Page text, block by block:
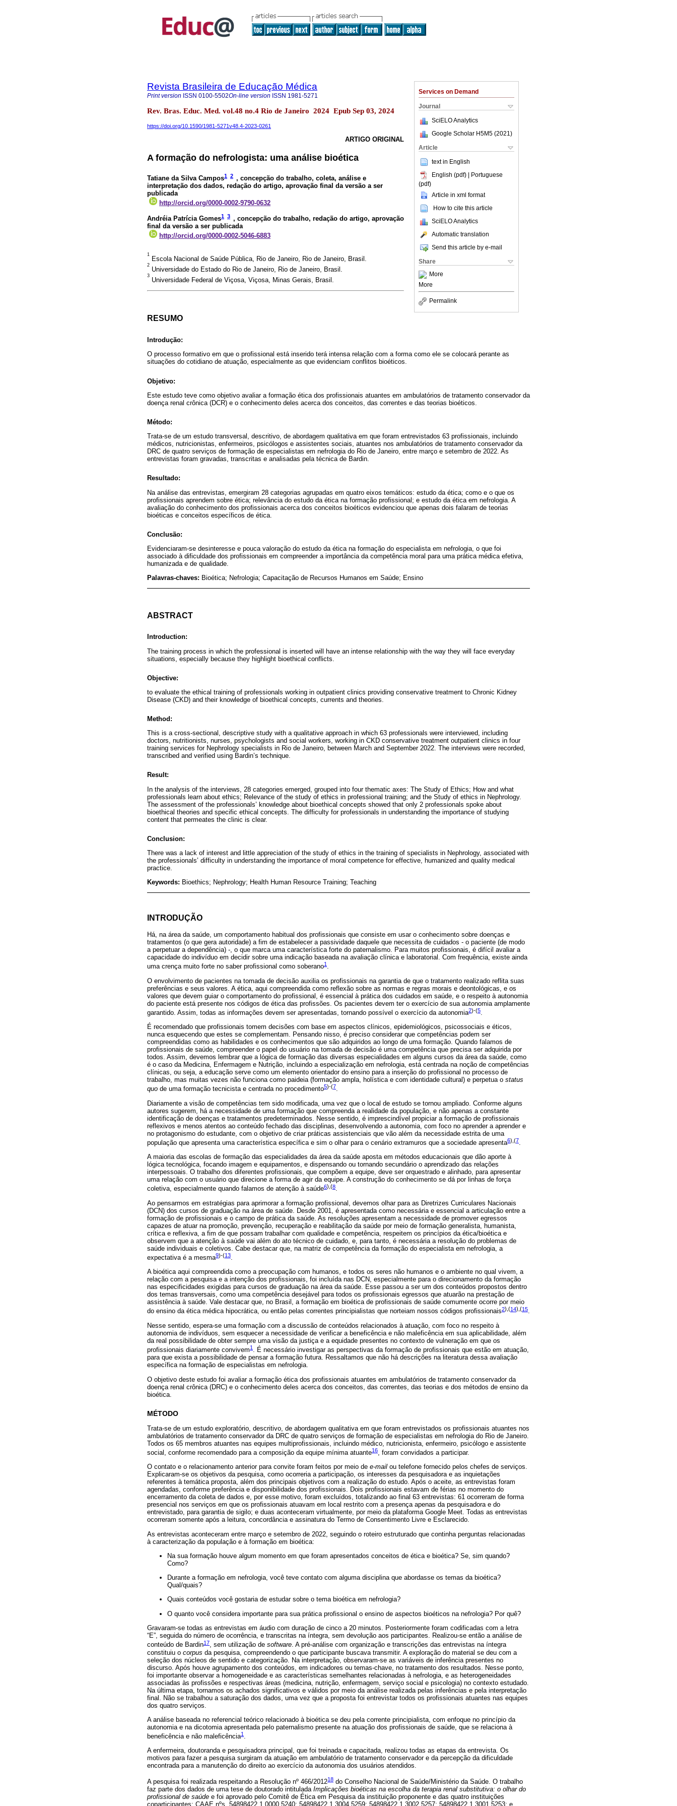
Services on Demand
Journal
SciELO Analytics
Google Scholar H5M5 (2021 )
Article
text in English
English (pdf) | Portuguese
(pdf)
Article in xml format
How to cite this article
SciELO Analytics
Automatic translation
Send this article by e-mail
Share
More
More
Permalink
Revista Brasileira de Educação Médica
Print version ISSN 0100-5502On-line version ISSN 1981-5271
Rev. Bras. Educ. Med. vol.48 no.4 Rio de Janeiro 2024 Epub Sep 03, 2024
https://doi.org/10.1590/1981-5271v48.4-2023-0261
ARTIGO ORIGINAL
A formação do nefrologista: uma análise bioética
Tatiane da Silva Campos1 2 , concepção do trabalho, coleta, análise e
interpretação dos dados, redação do artigo, aprovação final da versão a ser
publicada
http://orcid.org/0000-0002-9790-0632
Andréia Patrícia Gomes1 3 , concepção do trabalho, redação do artigo, aprovação
final da versão a ser publicada
http://orcid.org/0000-0002-5046-6883
1
Escola Nacional de Saúde Pública, Rio de Janeiro, Rio de Janeiro, Brasil.
2
Universidade do Estado do Rio de Janeiro, Rio de Janeiro, Brasil.
3
Universidade Federal de Viçosa, Viçosa, Minas Gerais, Brasil.
RESUMO
Introdução:
O processo formativo em que o profissional está inserido terá intensa relação com a forma como ele se colocará perante as
situações do cotidiano de atuação, especialmente as que evidenciam conflitos bioéticos.
Objetivo:
Este estudo teve como objetivo avaliar a formação ética dos profissionais atuantes em ambulatórios de tratamento conservador da
doença renal crônica (DCR) e o conhecimento deles acerca dos conceitos, das correntes e das teorias bioéticos.
Método:
Trata-se de um estudo transversal, descritivo, de abordagem qualitativa em que foram entrevistados 63 profissionais, incluindo
médicos, nutricionistas, enfermeiros, psicólogos e assistentes sociais, atuantes nos ambulatórios de tratamento conservador da
DRC de quatro serviços de formação de especialistas em nefrologia do Rio de Janeiro, entre março e setembro de 2022. As
entrevistas foram gravadas, transcritas e analisadas pela técnica de Bardin.
Resultado:
Na análise das entrevistas, emergiram 28 categorias agrupadas em quatro eixos temáticos: estudo da ética; como e o que os
profissionais aprendem sobre ética; relevância do estudo da ética na formação profissional; e estudo da ética em nefrologia. A
avaliação do conhecimento dos profissionais acerca dos conceitos bioéticos evidenciou que apenas dois falaram de teorias
bioéticas e conceitos específicos de ética.
Conclusão:
Evidenciaram-se desinteresse e pouca valoração do estudo da ética na formação do especialista em nefrologia, o que foi
associado à dificuldade dos profissionais em compreender a importância da competência moral para uma prática médica efetiva,
humanizada e de qualidade.
Palavras-chaves: Bioética; Nefrologia; Capacitação de Recursos Humanos em Saúde; Ensino
ABSTRACT
Introduction:
The training process in which the professional is inserted will have an intense relationship with the way they will face everyday
situations, especially because they highlight bioethical conflicts.
Objective:
to evaluate the ethical training of professionals working in outpatient clinics providing conservative treatment to Chronic Kidney
Disease (CKD) and their knowledge of bioethical concepts, currents and theories.
Method:
This is a cross-sectional, descriptive study with a qualitative approach in which 63 professionals were interviewed, including
doctors, nutritionists, nurses, psychologists and social workers, working in CKD conservative treatment outpatient clinics in four
training services for Nephrology specialists in Rio de Janeiro, between March and September 2022. The interviews were recorded,
transcribed and verified using Bardin’s technique.
Result:
In the analysis of the interviews, 28 categories emerged, grouped into four thematic axes: The Study of Ethics; How and what
professionals learn about ethics; Relevance of the study of ethics in professional training; and the Study of ethics in Nephrology.
The assessment of the professionals’ knowledge about bioethical concepts showed that only 2 professionals spoke about
bioethical theories and specific ethical concepts. The difficulty for professionals in understanding the importance of studying
content that permeates the clinic is clear.
Conclusion:
There was a lack of interest and little appreciation of the study of ethics in the training of specialists in Nephrology, associated with
the professionals’ difficulty in understanding the importance of moral competence for effective, humanized and quality medical
practice.
Keywords: Bioethics; Nephrology; Health Human Resource Training; Teaching
INTRODUÇÃO
Há, na área da saúde, um comportamento habitual dos profissionais que consiste em usar o conhecimento sobre doenças e
tratamentos (o que gera autoridade) a fim de estabelecer a passividade daquele que necessita de cuidados - o paciente (de modo
a perpetuar a dependência) -, o que marca uma característica forte do paternalismo. Para muitos profissionais, é difícil avaliar a
capacidade do indivíduo em decidir sobre uma indicação baseada na avaliação clínica e laboratorial. Com frequência, existe ainda
uma crença muito forte no saber profissional como soberano1 .
O envolvimento de pacientes na tomada de decisão auxilia os profissionais na garantia de que o tratamento realizado reflita suas
preferências e seus valores. A ética, aqui compreendida como reflexão sobre as normas e regras morais e deontológicas, e os
valores que devem guiar o comportamento do profissional, é essencial à prática dos cuidados em saúde, e o respeito à autonomia
do paciente está presente nos códigos de ética das profissões. Os pacientes devem ter o exercício de sua autonomia amplamente
garantido. Assim, todas as informações devem ser apresentadas, tornando possível o exercício da autonomia2)-(5
É recomendado que profissionais tomem decisões com base em aspectos clínicos, epidemiológicos, psicossociais e éticos,
nunca esquecendo que estes se complementam. Pensando nisso, é preciso considerar que competências podem ser
compreendidas como as habilidades e os conhecimentos que são adquiridos ao longo de uma formação. Quando falamos de
profissionais de saúde, compreender o papel do usuário na tomada de decisão é uma competência que precisa ser adquirida por
todos. Assim, devemos lembrar que a lógica de formação das diversas especialidades em alguns cursos da área da saúde, como
é o caso da Medicina, Enfermagem e Nutrição, incluindo a especialização em nefrologia, está centrada na noção de competências
clínicas, ou seja, a educação serve como um elemento orientador do ensino para a inserção do profissional no processo de
trabalho, mas muitas vezes não funciona como paideia (formação ampla, holística e com identidade cultural) e perpetua o status
quo de uma formação tecnicista e centrada no procedimento5)-(7.
Diariamente a visão de competências tem sido modificada, uma vez que o local de estudo se tornou ampliado. Conforme alguns
autores sugerem, há a necessidade de uma formação que compreenda a realidade da população, e não apenas a constante
identificação de doenças e tratamentos predeterminados. Nesse sentido, é imprescindível propiciar a formação de profissionais
reflexivos e menos atentos ao conteúdo fechado das disciplinas, desenvolvendo a autonomia, com foco no aprender a aprender e
no protagonismo do estudante, com o objetivo de criar práticas assistenciais que vão além da necessidade estrita de uma
população que apresenta uma característica específica e sim o olhar para o cenário extramuros que a sociedade apresenta6),(7.
A maioria das escolas de formação das especialidades da área da saúde aposta em métodos educacionais que dão aporte à
lógica tecnológica, focando imagem e equipamentos, e dispensando ou tornando secundário o aprendizado das relações
interpessoais. O trabalho dos diferentes profissionais, que compõem a equipe, deve ser orquestrado e alinhado, para apresentar
uma relação com o usuário que direcione a forma de agir da equipe. A construção do conhecimento se dá por linhas de força
coletiva, especialmente quando falamos de atenção à saúde6),(8.
Ao pensarmos em estratégias para aprimorar a formação profissional, devemos olhar para as Diretrizes Curriculares Nacionais
(DCN) dos cursos de graduação na área de saúde. Desde 2001, é apresentada como necessária e essencial a articulação entre a
formação de profissionais e o campo de prática da saúde. As resoluções apresentam a necessidade de promover egressos
capazes de atuar na promoção, prevenção, recuperação e reabilitação da saúde por meio de formação generalista, humanista,
crítica e reflexiva, a fim de que possam trabalhar com qualidade e competência, respeitem os princípios da ética/bioética e
observem que a atenção à saúde vai além do ato técnico de cuidado, e, para tanto, é necessária a resolução do problemas de
saúde individuais e coletivos. Cabe destacar que, na matriz de competência da formação do especialista em nefrologia, a
expectativa é a mesma9)-(13.
A bioética aqui compreendida como a preocupação com humanos, e todos os seres não humanos e o ambiente no qual vivem, a
relação com a pesquisa e a intenção dos profissionais, foi incluída nas DCN, especialmente para o direcionamento da formação
nas especificidades exigidas para cursos de graduação na área da saúde. Esse passou a ser um dos conteúdos propostos dentro
dos temas transversais, como uma competência desejável para todos os profissionais egressos que atuarão na prestação de
assistência à saúde. Vale destacar que, no Brasil, a formação em bioética de profissionais de saúde comumente ocorre por meio
do ensino da ética médica hipocrática, ou então pelas correntes principialistas que norteiam nossos códigos profissionais2),(14),(15.
Nesse sentido, espera-se uma formação com a discussão de conteúdos relacionados à atuação, com foco no respeito à
autonomia de indivíduos, sem esquecer a necessidade de verificar a beneficência e não maleficência em sua aplicabilidade, além
da real possibilidade de obter sempre uma visão da justiça e a equidade presentes no contexto de vulneração em que os
profissionais diariamente convivem1 . É necessário investigar as perspectivas da formação de profissionais que estão em atuação,
para que exista a possibilidade de pensar a formação futura. Ressaltamos que não há descrições na literatura dessa avaliação
específica na formação de especialistas em nefrologia.
O objetivo deste estudo foi avaliar a formação ética dos profissionais atuantes em ambulatórios de tratamento conservador da
doença renal crônica (DRC) e o conhecimento deles acerca dos conceitos, das correntes, das teorias e dos métodos de ensino da
bioética.
MÉTODO
Trata-se de um estudo exploratório, descritivo, de abordagem qualitativa em que foram entrevistados os profissionais atuantes nos
ambulatórios de tratamento conservador da DRC de quatro serviços de formação de especialistas em nefrologia do Rio de Janeiro.
Todos os 65 membros atuantes nas equipes multiprofissionais, incluindo médico, nutricionista, enfermeiro, psicólogo e assistente
social, conforme recomendado para a composição da equipe mínima atuante16, foram convidados a participar.
O contato e o relacionamento anterior para convite foram feitos por meio de e-mail ou telefone fornecido pelos chefes de serviços.
Explicaram-se os objetivos da pesquisa, como ocorreria a participação, os interesses da pesquisadora e as inquietações
referentes à temática proposta, além dos principais objetivos com a realização do estudo. Após o aceite, as entrevistas foram
agendadas, conforme preferência e disponibilidade dos profissionais. Dois profissionais estavam de férias no momento do
encerramento da coleta de dados e, por esse motivo, foram excluídos, totalizando ao final 63 entrevistas: 61 ocorreram de forma
presencial nos serviços em que os profissionais atuavam em local restrito com a presença apenas da pesquisadora e do
entrevistado, para garantia de sigilo; e duas aconteceram virtualmente, por meio da plataforma Google Meet. Todas as entrevistas
ocorreram somente após a leitura, concordância e assinatura do Termo de Consentimento Livre e Esclarecido.
As entrevistas aconteceram entre março e setembro de 2022, seguindo o roteiro estruturado que continha perguntas relacionadas
à caracterização da população e à formação em bioética:
Na sua formação houve algum momento em que foram apresentados conceitos de ética e bioética? Se, sim quando?
Como?
Durante a formação em nefrologia, você teve contato com alguma disciplina que abordasse os temas da bioética?
Qual/quais?
Quais conteúdos você gostaria de estudar sobre o tema bioética em nefrologia?
O quanto você considera importante para sua prática profissional o ensino de aspectos bioéticos na nefrologia? Por quê?
Gravaram-se todas as entrevistas em áudio com duração de cinco a 20 minutos. Posteriormente foram codificadas com a letra
“E”, seguida do número de ocorrência, e transcritas na íntegra, sem devolução aos participantes. Realizou-se então a análise de
conteúdo de Bardin17, sem utilização de software. A pré-análise com organização e transcrições das entrevistas na íntegra
constituiu o corpus da pesquisa, compreendendo o que participante buscava transmitir. A exploração do material se deu com a
seleção dos núcleos de sentido e categorização. Na interpretação, observaram-se as variáveis de inferência presentes no
discurso. Após houve agrupamento dos conteúdos, em indicadores ou temas-chave, no tratamento dos resultados. Nesse ponto,
foi importante observar a homogeneidade e as características semelhantes relacionadas à nefrologia, e as heterogeneidades
associadas às profissões e respectivas áreas (medicina, nutrição, enfermagem, serviço social e psicologia) no contexto estudado.
Na última etapa, tornamos os achados significativos e válidos por meio da análise realizada pelas inferências e pela interpretação
final. Não se trabalhou a saturação dos dados, uma vez que a proposta foi entrevistar todos os profissionais atuantes nas equipes
dos quatro serviços.
A análise baseada no referencial teórico relacionado à bioética se deu pela corrente principialista, com enfoque no princípio da
autonomia e na dicotomia apresentada pelo paternalismo presente na atuação dos profissionais de saúde, que se relaciona à
beneficência e não maleficência1 .
A enfermeira, doutoranda e pesquisadora principal, que foi treinada e capacitada, realizou todas as etapas da entrevista. Os
motivos para fazer a pesquisa surgiram da atuação em ambulatório de tratamento conservador e da percepção da dificuldade
encontrada para a manutenção do direito ao exercício da autonomia dos usuários atendidos.
A pesquisa foi realizada respeitando a Resolução nº 466/201218 do Conselho Nacional de Saúde/Ministério da Saúde. O trabalho
faz parte dos dados de uma tese de doutorado intitulada Implicações bioéticas na escolha da terapia renal substitutiva: o olhar do
profissional de saúde e foi aprovado pelo Comitê de Ética em Pesquisa da instituição proponente e das quatro instituições
coparticipantes: CAAE nºs. 54898422.1.0000.5240; 54898422.1.3004.5259; 54898422.1.3002.5257; 54898422.1.3001.5253; e